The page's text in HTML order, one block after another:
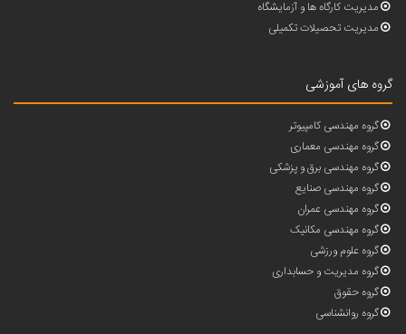
مدیریت کارگاه ها و آزمایشگاه
مدیریت تحصیلات تکمیلی
گروه های آموزشی
گروه مهندسی کامپیوتر
گروه مهندسی معماری
گروه مهندسی برق و پزشکی
گروه مهندسی صنایع
گروه مهندسی عمران
گروه مهندسی مکانیک
گروه علوم ورزشی
گروه مدیریت و حسابداری
گروه حقوق
گروه روانشناسی